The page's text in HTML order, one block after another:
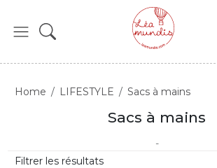
Home LIFESTYLE Sacs à mains
Sacs à mains
-
Filtrer les résultats